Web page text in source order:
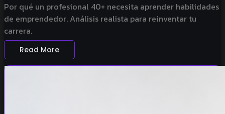
Por qué un profesional 40+ necesita aprender habilidades
de emprendedor. Análisis realista para reinventar tu
carrera.
Read More